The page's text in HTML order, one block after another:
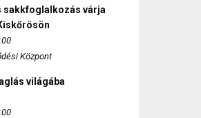
sakkfoglalkozás várja
Központ
világába